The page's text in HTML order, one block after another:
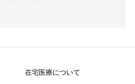
在宅医療について